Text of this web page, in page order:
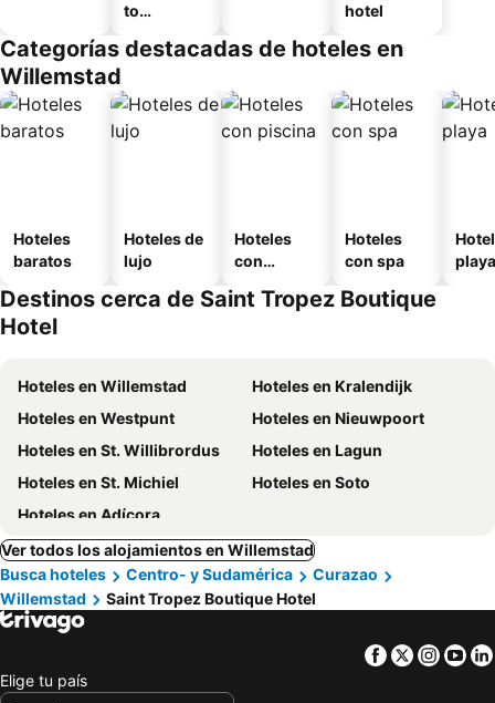
to
o
hotel
Categorías destacadas de hoteles en
Willemstad
Hoteles
baratos
Hoteles de
lujo
Hoteles
con
Hoteles
con spa
playa
Destinos cerca de Saint Tropez Boutique
Hotel
Hoteles en Willemstad
Hoteles en Kralendijk
Hoteles en Westpunt
Hoteles en Nieuwpoort
Hoteles en St. Willibrordus
Hoteles en Lagun
Hoteles en St. Michiel
Hoteles en Soto
Hoteles en Adícora
Ver todos los alojamientos en Willemstad
Busca hoteles
Centro- y Sudamérica
Curazao
Willemstad
Saint Tropez Boutique Hotel
Facebook
Twitter
Elige tu país